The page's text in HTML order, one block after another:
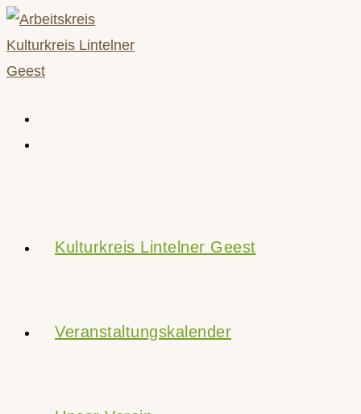
Zum
Inhalt
springen
Kulturkreis Lintelner Geest
Veranstaltungskalender